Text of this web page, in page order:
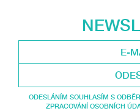
ODESLÁNÍM SOUHLASÍM S
ZPRACOVÁNÍ OSOBNÍCH